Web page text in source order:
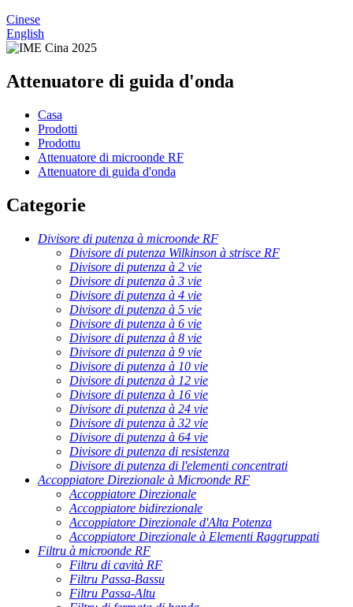
Cinese
English
Attenuatore di guida d'onda
Casa
Prodotti
Prodottu
Attenuatore di microonde RF
Attenuatore di guida d'onda
Categorie
Divisore di putenza à microonde RF
Divisore di putenza Wilkinson à strisce RF
Divisore di putenza à 2 vie
Divisore di putenza à 3 vie
Divisore di putenza à 4 vie
Divisore di putenza à 5 vie
Divisore di putenza à 6 vie
Divisore di putenza à 8 vie
Divisore di putenza à 9 vie
Divisore di putenza à 10 vie
Divisore di putenza à 12 vie
Divisore di putenza à 16 vie
Divisore di putenza à 24 vie
Divisore di putenza à 32 vie
Divisore di putenza à 64 vie
Divisore di putenza di resistenza
Divisore di putenza di l'elementi concentrati
Accoppiatore Direzionale à Microonde RF
Accoppiatore Direzionale
Accoppiatore bidirezionale
Accoppiatore Direzionale d'Alta Potenza
Accoppiatore Direzionale à Elementi Raggruppati
Filtru à microonde RF
Filtru di cavità RF
Filtru Passa-Bassu
Filtru Passa-Altu